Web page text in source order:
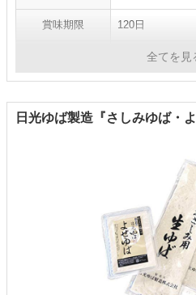
賞味期限 120日
全てを見
日光ゆば製造『さしみゆば・